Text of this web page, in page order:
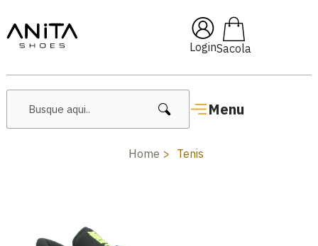
Login
Menu
🔥 Lançamentos Femininos
Home Tenis